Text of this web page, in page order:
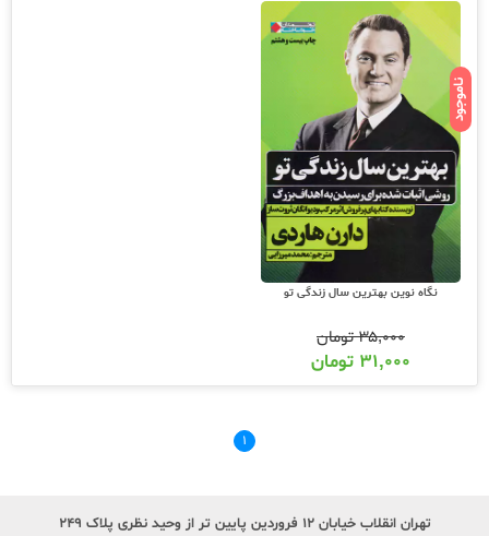
ناموجود
نگاه نوین بهترین سال زندگی تو
۳۵,۰۰۰تومان
۳۱,۰۰۰ تومان
۱
تهران انقلاب خیابان ۱۲ فروردین پایین تر از وحید نظری پلاک ۲۴۹